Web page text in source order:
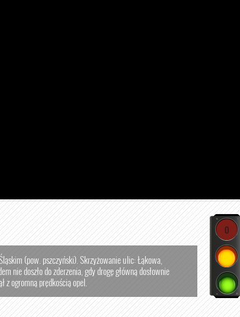
(pow. pszczyński). Skrzyżowanie ulic: Łąkowa,
nie doszło do zderzenia, gdy drogę główną dosłownie
ogromną prędkością opel.
0